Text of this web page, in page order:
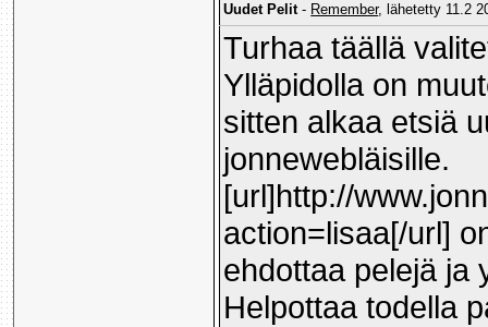
Uudet Pelit- Remember, lähetetty 11.2
Turhaa täällä
Ylläpidolla on
sitten alkaa etsiä
jonnewebläisille.
[url]http://
action=lisaa[/url]
ehdottaa pelejä ja
Helpottaa todella